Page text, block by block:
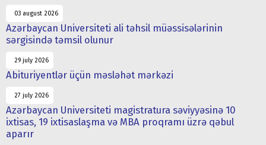
03 august 2026
Azərbaycan Universiteti ali təhsil müəssisələrinin
sərgisində təmsil olunur
29 july 2026
Abituriyentlər üçün məsləhət mərkəzi
27 july 2026
Azərbaycan Universiteti magistratura səviyyəsinə 10
ixtisas, 19 ixtisaslaşma və MBA proqramı üzrə qəbul
aparır